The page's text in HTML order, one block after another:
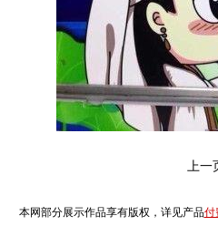
上一
本网部分展示作品享有版权，详见产品付